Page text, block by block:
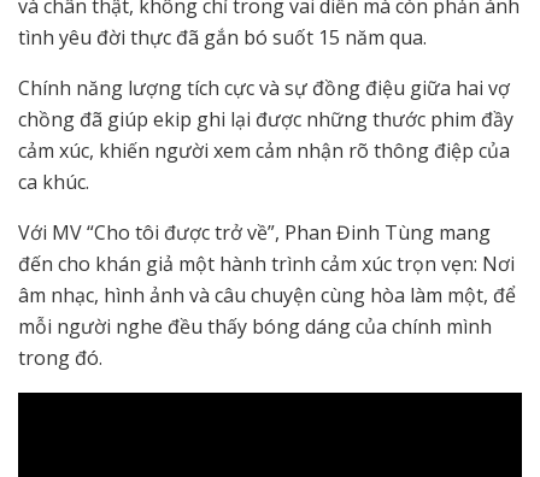
và chân thật, không chỉ trong vai diễn mà còn phản ánh
tình yêu đời thực đã gắn bó suốt 15 năm qua.
Chính năng lượng tích cực và sự đồng điệu giữa hai vợ
chồng đã giúp ekip ghi lại được những thước phim đầy
cảm xúc, khiến người xem cảm nhận rõ thông điệp của
ca khúc.
Với MV “Cho tôi được trở về”, Phan Đinh Tùng mang
đến cho khán giả một hành trình cảm xúc trọn vẹn: Nơi
âm nhạc, hình ảnh và câu chuyện cùng hòa làm một, để
mỗi người nghe đều thấy bóng dáng của chính mình
trong đó.